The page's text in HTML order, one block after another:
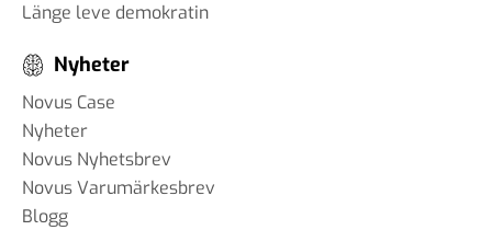
Länge leve demokratin
Nyheter
Novus Case
Nyheter
Novus Nyhetsbrev
Novus Varumärkesbrev
Blogg